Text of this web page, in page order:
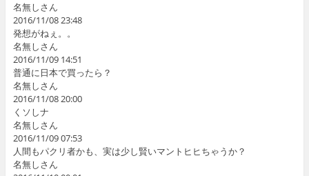
名無しさん
2016/11/08 23:48
発想がねぇ。。
名無しさん
2016/11/09 14:51
普通に日本で買ったら？
名無しさん
2016/11/08 20:00
くソしナ
名無しさん
2016/11/09 07:53
人間もパクリ者かも、実は少し賢いマントヒヒちゃうか？
名無しさん